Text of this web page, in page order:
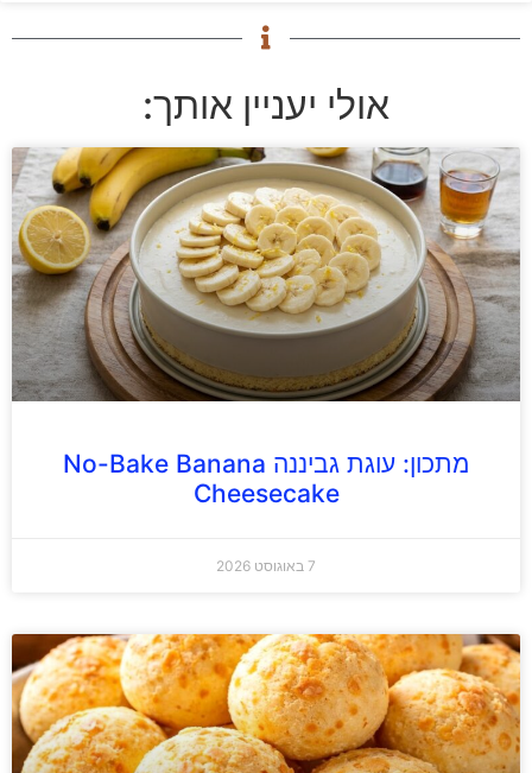
אולי יעניין אותך:
מתכון: עוגת גביננה No-Bake Banana
Cheesecake
7 באוגוסט 2026